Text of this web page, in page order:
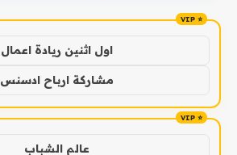
اول اثنين ريادة اعمال
مشاركة ارباح ادسنس
عالم الشباب